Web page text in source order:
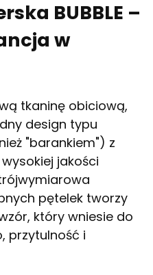
BUBBLE –
w
tkaninę obiciową,
design typu
"barankiem") z
jakości
pętelek tworzy
który wniesie do
przytulność i